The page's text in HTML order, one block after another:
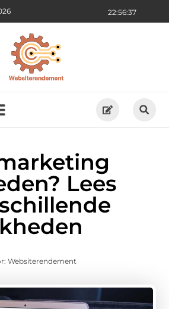
22:56:38
Lees
Websiterendement